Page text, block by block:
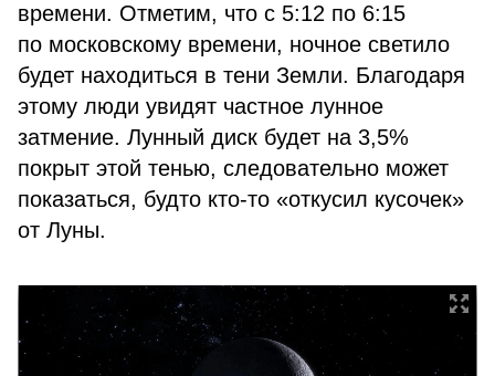
времени. Отметим, что с 5:12 по 6:15
по московскому времени, ночное светило
будет находиться в тени Земли. Благодаря
этому люди увидят частное лунное
затмение. Лунный диск будет на 3,5%
покрыт этой тенью, следовательно может
показаться, будто кто-то «откусил кусочек»
от Луны.